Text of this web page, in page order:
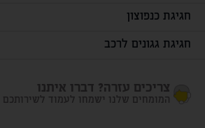
חגיגת כנפוצון
חגיגת גגונים לרכב
צריכים עזרה? דברו איתנו
המומחים שלנו ישמחו לעמוד לשירותכם